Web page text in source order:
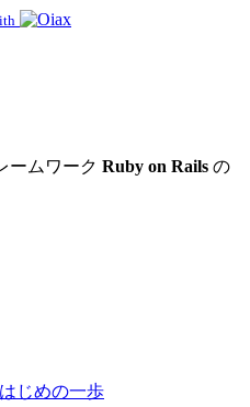
ームワーク Ruby on Rails の